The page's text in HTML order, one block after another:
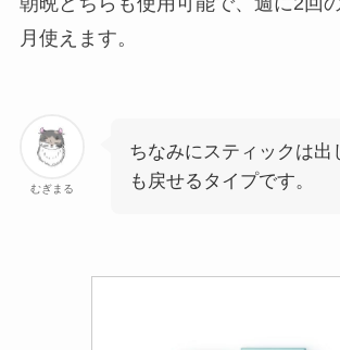
月使えます。
むぎまる
ちなみにスティックは出
も戻せるタイプです。